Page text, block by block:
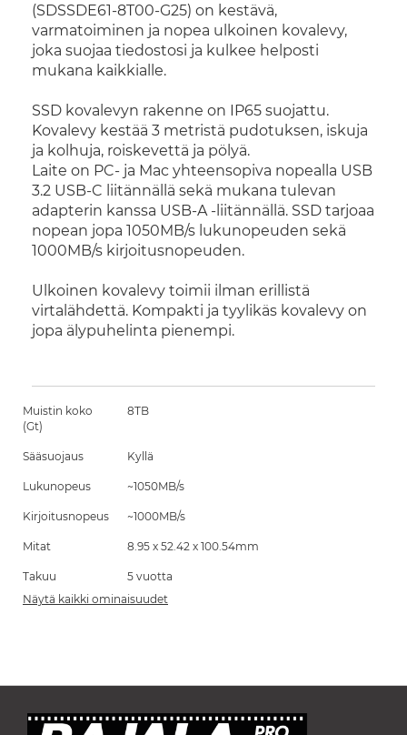
(SDSSDE61-8T00-G25) on kestävä,
varmatoiminen ja nopea ulkoinen kovalevy,
joka suojaa tiedostosi ja kulkee helposti
mukana kaikkialle.
SSD kovalevyn rakenne on IP65 suojattu.
Kovalevy kestää 3 metristä pudotuksen, iskuja
ja kolhuja, roiskevettä ja pölyä.
Laite on PC- ja Mac yhteensopiva nopealla USB
3.2 USB-C liitännällä sekä mukana tulevan
adapterin kanssa USB-A -liitännällä. SSD tarjoaa
nopean jopa 1050MB/s lukunopeuden sekä
1000MB/s kirjoitusnopeuden.
Ulkoinen kovalevy toimii ilman erillistä
virtalähdettä. Kompakti ja tyylikäs kovalevy on
jopa älypuhelinta pienempi.
Muistin koko
(Gt)
8TB
Sääsuojaus Kyllä
Lukunopeus ~1050MB/s
Kirjoitusnopeus ~1000MB/s
Mitat 8.95 x 52.42 x 100.54mm
Takuu
5 vuotta
Näytä kaikki ominaisuudet